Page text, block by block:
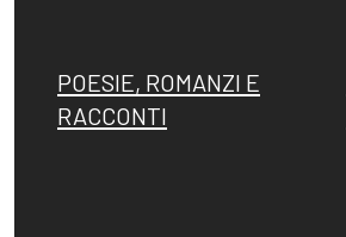
POESIE, ROMANZI E
RACCONTI